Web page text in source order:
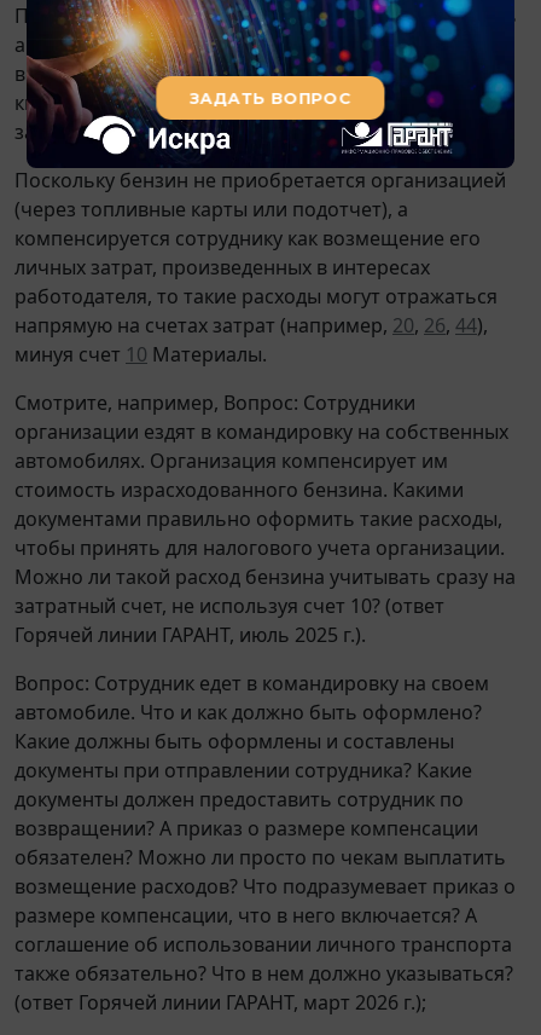
По возвращении руководитель должен представить
авансовый отчет (поформе АО-1) с приложением
всех подтверждающих документов: чеков с АЗС,
квитанций об оплате платных дорог, служебной
записки с указанием маршрута и пробега.
Поскольку бензин не приобретается организацией
(через топливные карты или подотчет), а
компенсируется сотруднику как возмещение его
личных затрат, произведенных в интересах
работодателя, то такие расходы могут отражаться
напрямую на счетах затрат (например, 20, 26, 44),
минуя счет 10 Материалы.
Смотрите, например, Вопрос: Сотрудники
организации ездят в командировку на собственных
автомобилях. Организация компенсирует им
стоимость израсходованного бензина. Какими
документами правильно оформить такие расходы,
чтобы принять для налогового учета организации.
Можно ли такой расход бензина учитывать сразу на
затратный счет, не используя счет 10? (ответ
Горячей линии ГАРАНТ, июль 2025 г.).
Вопрос: Сотрудник едет в командировку на своем
автомобиле. Что и как должно быть оформлено?
Какие должны быть оформлены и составлены
документы при отправлении сотрудника? Какие
документы должен предоставить сотрудник по
возвращении? А приказ о размере компенсации
обязателен? Можно ли просто по чекам выплатить
возмещение расходов? Что подразумевает приказ о
размере компенсации, что в него включается? А
соглашение об использовании личного транспорта
также обязательно? Что в нем должно указываться?
(ответ Горячей линии ГАРАНТ, март 2026 г.);